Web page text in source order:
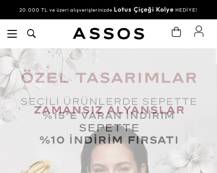
20.000 TL ve üzeri alışverişlerinizde Lotus Çiçeği Kolye HEDİYE!